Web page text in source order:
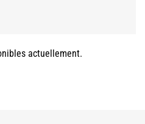
actuellement.